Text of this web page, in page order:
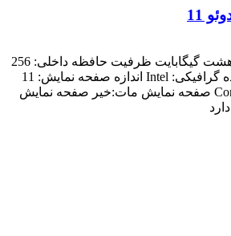
11
ظرفیت حافظه RAM: هشت گیگابایت ظرفیت حافظه داخلی: 256
گیگابایت سازنده پردازنده گرافیکی: Intel اندازه صفحه نمایش: 11
اینچ سری پردازنده: Core i7 صفحه نمایش مات:خیر صفحه نمایش